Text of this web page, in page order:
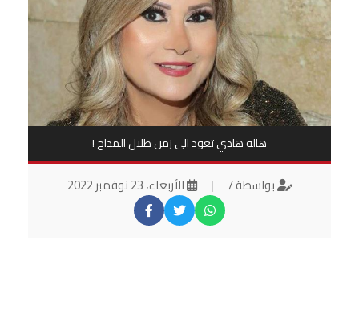
هاله هادي تعود الى زمن طلال المداح !
بواسطة / | الأربعاء، 23 نوفمبر 2022